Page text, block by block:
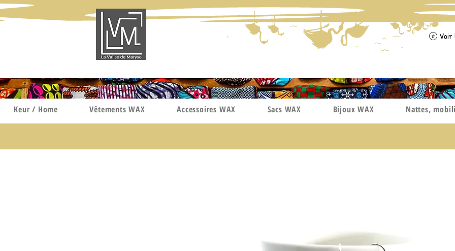
Voir
Keur / Home Vêtements WAX Accessoires WAX Sacs WAX Bijoux WAX Nattes,